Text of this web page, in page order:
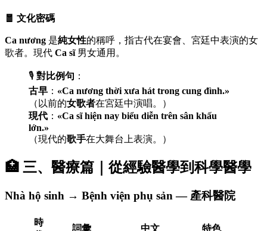
🧧 文化密碼
Ca nương 是純女性的稱呼，指古代在宴會、宮廷中表演的女
歌者。現代 Ca sĩ男女通用。
🎙️ 對比例句 ：
古早 ： «Ca nương thời xưa hát trong cung đình.»
（以前的女歌者在宮廷中演唱。）
現代 ： «Ca sĩ hiện nay biểu diễn trên sân khấu
lớn.»
（現代的歌手在大舞台上表演。）
🏥 三、醫療篇｜從經驗醫學到科學醫學
Nhà hộ sinh → Bệnh viện phụ sản — 產科醫院
時
詞彙 中文 特色